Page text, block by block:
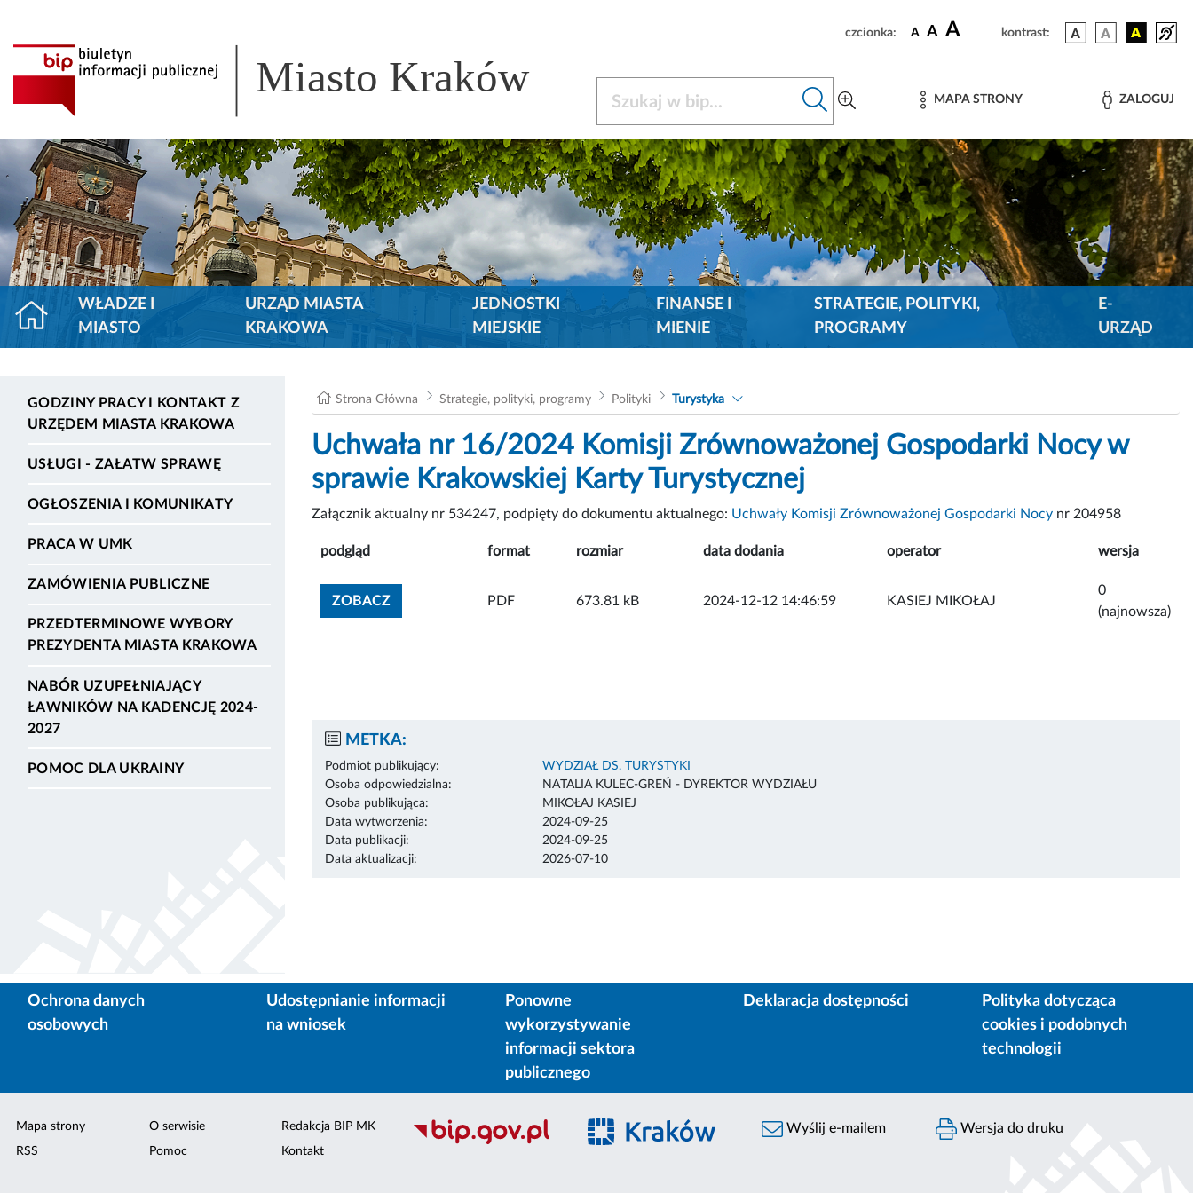
czcionka: A A A kontrast:
Miasto Kraków MAPA STRONY ZALOGUJ
WŁADZE I
MIASTO
URZĄD MIASTA
KRAKOWA
JEDNOSTKI
MIEJSKIE
FINANSE I
MIENIE
STRATEGIE, POLITYKI,
PROGRAMY
E-
URZĄD
GODZINY PRACY I KONTAKT Z
URZĘDEM MIASTA KRAKOWA
USŁUGI - ZAŁATW SPRAWĘ
OGŁOSZENIA I KOMUNIKATY
PRACA W UMK
ZAMÓWIENIA PUBLICZNE
PRZEDTERMINOWE WYBORY
PREZYDENTA MIASTA KRAKOWA
NABÓR UZUPEŁNIAJĄCY
ŁAWNIKÓW NA KADENCJĘ 2024-
2027
POMOC DLA UKRAINY
Strona Główna Strategie, polityki, programy Polityki Turystyka
Uchwała nr 16/2024 Komisji Zrównoważonej Gospodarki Nocy w
sprawie Krakowskiej Karty Turystycznej
Załącznik aktualny nr 534247, podpięty do dokumentu aktualnego: Uchwały Komisji Zrównoważonej Gospodarki Nocy nr 204958
podgląd format rozmiar data dodania operator wersja
ZOBACZZOBACZ ZAŁĄCZNIK
PDF 673.81 kB 2024-12-12 14:46:59 KASIEJ MIKOŁAJ
0
(najnowsza)
METKA:
Podmiot publikujący:
WYDZIAŁ DS. TURYSTYKI
Osoba odpowiedzialna:
NATALIA KULEC-GREŃ - DYREKTOR WYDZIAŁU
Osoba publikująca:
MIKOŁAJ KASIEJ
Data wytworzenia:
2024-09-25
Data publikacji:
2024-09-25
Data aktualizacji:
2026-07-10
Ochrona danych
osobowych
Udostępnianie informacji
na wniosek
Ponowne
wykorzystywanie
informacji sektora
publicznego
Deklaracja dostępności
Polityka dotycząca
cookies i podobnych
technologii
Mapa strony
RSS
O serwisie
Pomoc
Redakcja BIP MK
Kontakt
Wyślij e-mailem Wersja do druku